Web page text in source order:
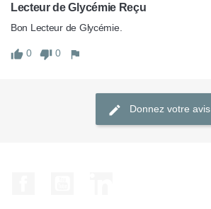
Lecteur de Glycémie Reçu
Bon Lecteur de Glycémie.
0 0
Donnez votre avis